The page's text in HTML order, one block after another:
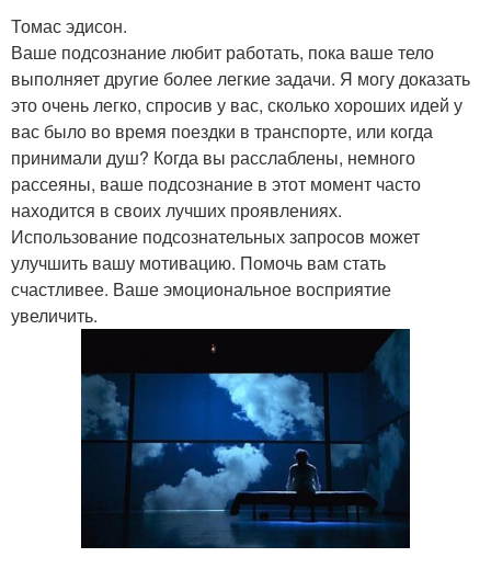
Томас эдисон.
Ваше подсознание любит работать, пока ваше тело
выполняет другие более легкие задачи. Я могу доказать
это очень легко, спросив у вас, сколько хороших идей у
вас было во время поездки в транспорте, или когда
принимали душ? Когда вы расслаблены, немного
рассеяны, ваше подсознание в этот момент часто
находится в своих лучших проявлениях.
Использование подсознательных запросов может
улучшить вашу мотивацию. Помочь вам стать
счастливее. Ваше эмоциональное восприятие
увеличить.